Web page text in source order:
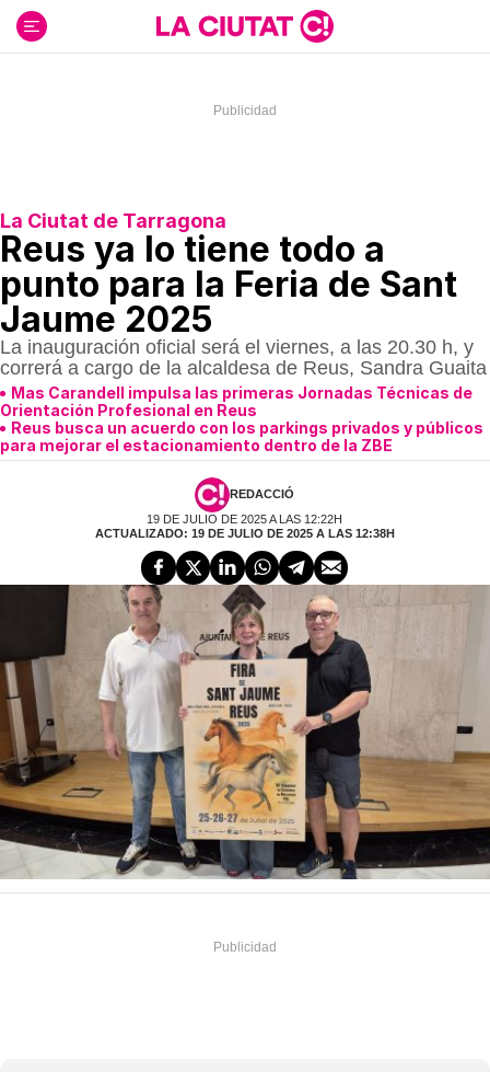
contenido
La Ciutat de Tarragona
Reus ya lo tiene todo a
punto para la Feria de Sant
Jaume 2025
La inauguración oficial será el viernes, a las 20.30 h, y
correrá a cargo de la alcaldesa de Reus, Sandra Guaita
Mas Carandell impulsa las primeras Jornadas Técnicas de
Orientación Profesional en Reus
Reus busca un acuerdo con los parkings privados y públicos
para mejorar el estacionamiento dentro de la ZBE
REDACCIÓ
19 DE JULIO DE 2025 A LAS 12:22H
ACTUALIZADO: 19 DE JULIO DE 2025 A LAS 12:38H